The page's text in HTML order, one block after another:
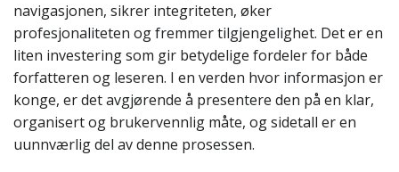
navigasjonen, sikrer integriteten, øker
profesjonaliteten og fremmer tilgjengelighet. Det er en
liten investering som gir betydelige fordeler for både
forfatteren og leseren. I en verden hvor informasjon er
konge, er det avgjørende å presentere den på en klar,
organisert og brukervennlig måte, og sidetall er en
uunnværlig del av denne prosessen.